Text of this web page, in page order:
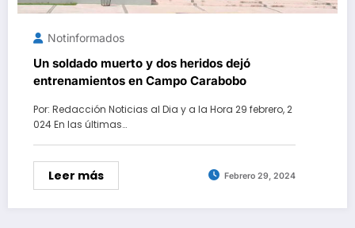
Notinformados
Un soldado muerto y dos heridos dejó
entrenamientos en Campo Carabobo
Por: Redacción Noticias al Dia y a la Hora 29 febrero, 2
024 En las últimas…
Leer más Febrero 29, 2024